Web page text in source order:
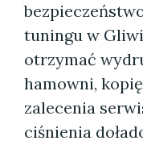
tuningu w
otrzymać
hamowni,
zalecenia
ciśnienia